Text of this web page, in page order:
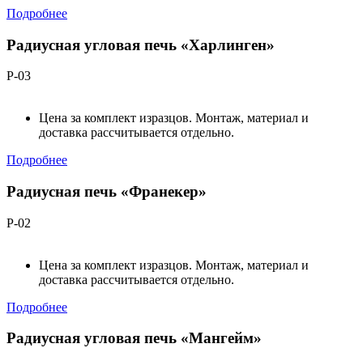
Подробнее
Радиусная угловая печь «Харлинген»
Р-03
Цена за комплект изразцов. Монтаж, материал и
доставка рассчитывается отдельно.
Подробнее
Радиусная печь «Франекер»
Р-02
Цена за комплект изразцов. Монтаж, материал и
доставка рассчитывается отдельно.
Подробнее
Радиусная угловая печь «Мангейм»